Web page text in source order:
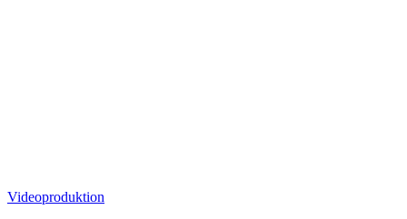
Videoproduktion